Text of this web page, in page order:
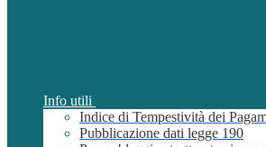
Info utili
Indice di Tempestività dei
Pubblicazione dati legge 190